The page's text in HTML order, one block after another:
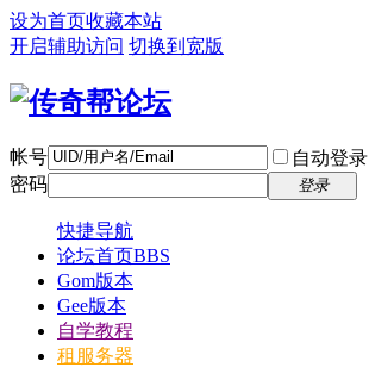
设为首页收藏本站
开启辅助访问 切换到宽版
帐号 自动登录
密码
登录
快捷导航
论坛首页BBS
Gom版本
Gee版本
自学教程
租服务器